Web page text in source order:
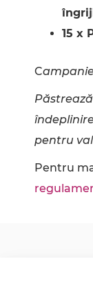
15 x
C
pentru
Pentru